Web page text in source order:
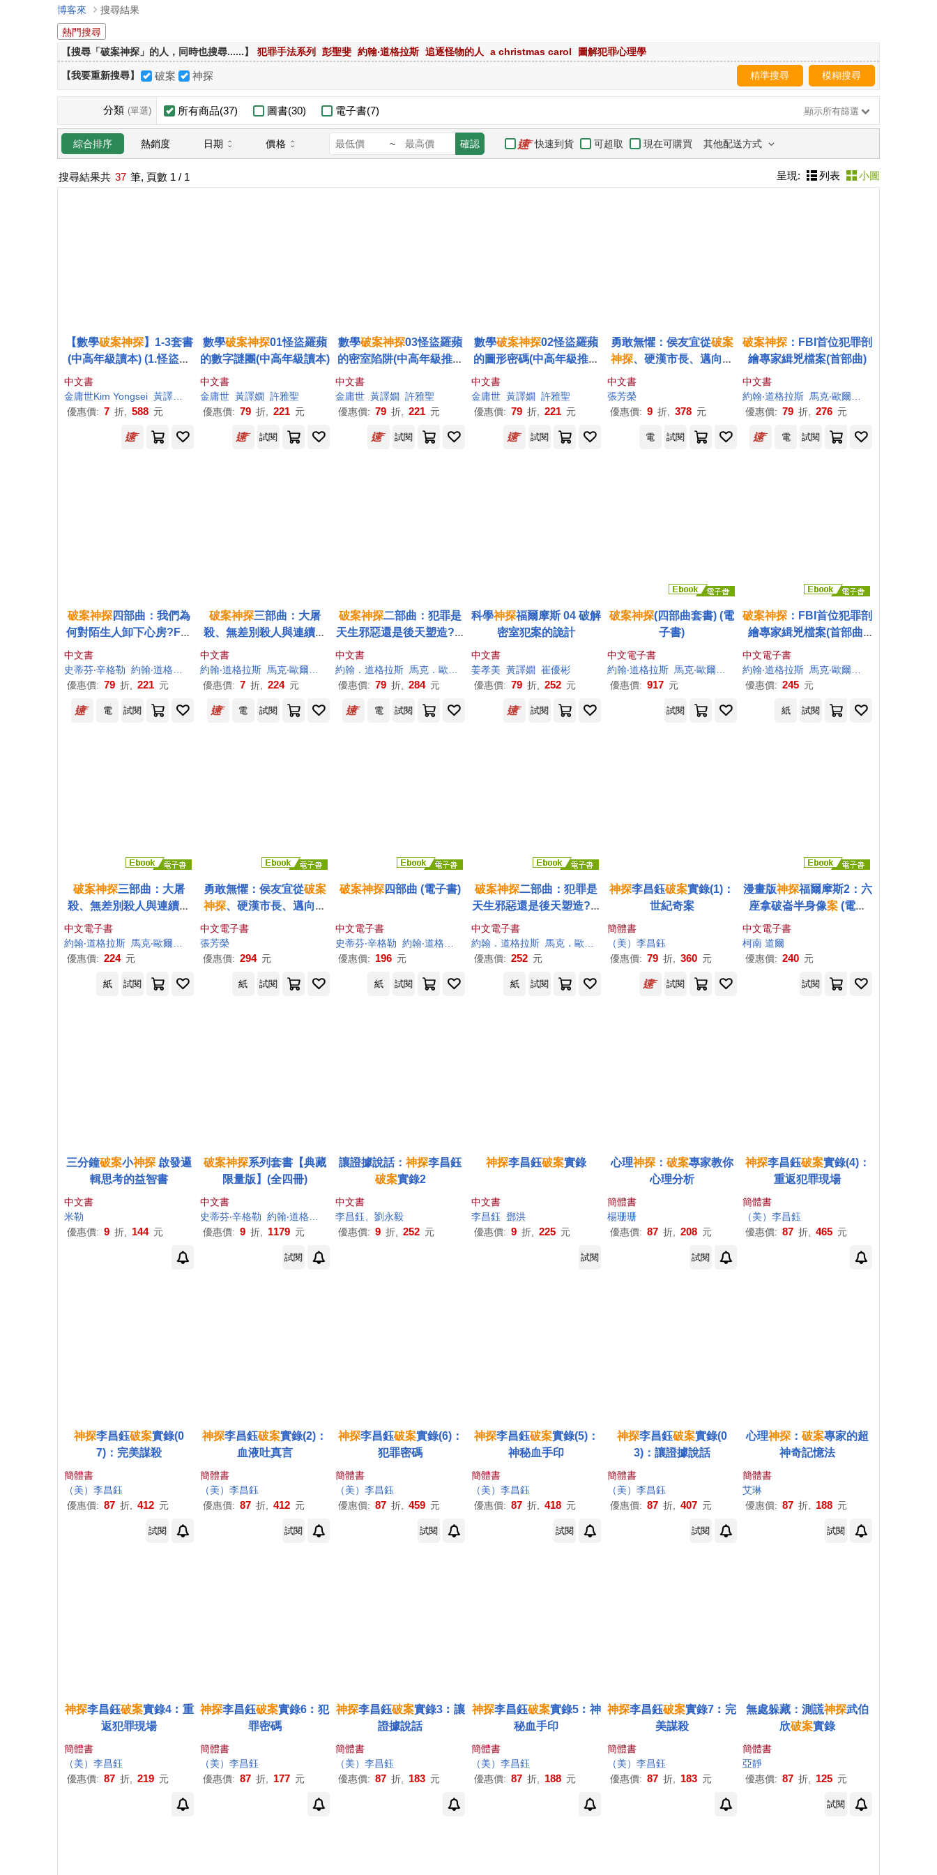
博客來
搜尋結果
熱門搜尋
【搜尋「破案神探」的人，同時也搜尋......】
犯罪手法系列 彭聖斐 約翰‧道格拉斯 追逐怪物的人 a christmas carol 圖解犯罪心理學
【我要重新搜尋】 破案 神探 精準搜尋 模糊搜尋
分類 (單選) 所有商品(37) 圖書(30) 電子書(7) 顯示所有篩選
綜合排序 熱銷度 日期 價格 ~ 確認 快速到貨 可超取 現在可購買 其他配送方式
搜尋結果共 37 筆, 頁數 1 / 1 呈現: 列表 小圖
【數學破案神探】1-3套書
(中高年級讀本) (1.怪盜羅
蘋的數字謎團/2.怪盜羅蘋
的圖形密碼/3怪盜羅蘋的
密室陷阱)(어린이 수사대
中文書
金庸世Kim Yongsei 黃譯嫺
許雅聖Heo Asung
優惠價: 7 折, 588 元
數學破案神探01怪盜羅蘋
的數字謎團(中高年級讀本)
中文書
金庸世 黃譯嫺 許雅聖
優惠價: 79 折, 221 元
數學破案神探03怪盜羅蘋
的密室陷阱(中高年級推理
中文書
金庸世 黃譯嫺 許雅聖
優惠價: 79 折, 221 元
數學破案神探02怪盜羅蘋
的圖形密碼(中高年級推理
中文書
金庸世 黃譯嫺 許雅聖
優惠價: 79 折, 221 元
勇敢無懼：侯友宜從破案
神探、硬漢市長、邁向總
統之路的堅定勇氣與溫暖
中文書
張芳榮
優惠價: 9 折, 378 元
破案神探 ：FBI首位犯罪剖
繪專家緝兇檔案(首部曲)
中文書
約翰‧道格拉斯 馬克‧歐爾薛克
優惠價: 79 折, 276 元
試閱 試閱 試閱 電 試閱 電 試閱
破案神探四部曲：我們為
何對陌生人卸下心房?FBI
剖析第一起網路連續殺人
案
中文書
史蒂芬‧辛格勒 約翰‧道格拉斯
陳四平
優惠價: 79 折, 221 元
破案神探三部曲：大屠
殺、無差別殺人與連續殺
人犯，FBI探員剖繪犯罪動
機
中文書
約翰‧道格拉斯 馬克‧歐爾薛克 劉體中
霍達文
優惠價: 7 折, 224 元
破案神探二部曲：犯罪是
天生邪惡還是後天塑造? F
BI探員側寫連續殺人魔
中文書
約翰．道格拉斯 馬克．歐爾薛克
葛佳琳
優惠價: 79 折, 284 元
科學神探福爾摩斯 04 破解
密室犯案的詭計
中文書
姜孝美 黃譯嫺 崔優彬
優惠價: 79 折, 252 元
破案神探(四部曲套書) (電
子書)
中文電子書
約翰‧道格拉斯 馬克‧歐爾薛克 劉婉俐 吳家恆 張琰 李惠珍
優惠價: 917 元
破案神探 ：FBI首位犯罪剖
繪專家緝兇檔案(首部曲)
(電子書)
中文電子書
約翰‧道格拉斯 馬克‧歐爾薛克
優惠價: 245 元
電 試閱 電 試閱 電 試閱 試閱 試閱 紙 試閱
破案神探三部曲：大屠
殺、無差別殺人與連續殺
人犯，FBI探員剖繪犯罪動
機 (電子書)
中文電子書
約翰‧道格拉斯 馬克‧歐爾薛克 劉體中
優惠價: 224 元
勇敢無懼：侯友宜從破案
神探、硬漢市長、邁向總
統之路的堅定勇氣與溫暖
中文電子書
張芳榮
優惠價: 294 元
破案神探四部曲 (電子書)
中文電子書
史蒂芬‧辛格勒 約翰‧道格拉斯
陳四平
優惠價: 196 元
破案神探二部曲：犯罪是
天生邪惡還是後天塑造? F
BI探員側寫連續殺人魔 (電
子書)
中文電子書
約翰．道格拉斯 馬克．歐爾薛克
葛佳琳
優惠價: 252 元
神探李昌鈺破案實錄(1)：
世紀奇案
簡體書
（美）李昌鈺
優惠價: 79 折, 360 元
漫畫版神探福爾摩斯2：六
座拿破崙半身像案(電子
中文電子書
柯南 道爾
優惠價: 240 元
紙 試閱 紙 試閱 紙 試閱 紙 試閱 試閱 試閱
三分鐘破案小神探 啟發邏
輯思考的益智書
中文書
米勒
優惠價: 9 折, 144 元
破案神探系列套書【典藏
限量版】(全四冊)
中文書
史蒂芬‧辛格勒 約翰‧道格拉斯 馬克‧歐爾薛克 劉婉俐 張琰 李惠珍
優惠價: 9 折, 1179 元
讓證據說話：神探李昌鈺
破案實錄2
中文書
李昌鈺、劉永毅
優惠價: 9 折, 252 元
神探李昌鈺破案實錄
中文書
李昌鈺 鄧洪
優惠價: 9 折, 225 元
心理神探： 破案專家教你
心理分析
簡體書
楊珊珊
優惠價: 87 折, 208 元
神探李昌鈺破案實錄(4)：
重返犯罪現場
簡體書
（美）李昌鈺
優惠價: 87 折, 465 元
試閱 試閱 試閱
神探李昌鈺破案實錄(0
7)：完美謀殺
簡體書
（美）李昌鈺
優惠價: 87 折, 412 元
神探李昌鈺破案實錄(2)：
血液吐真言
簡體書
（美）李昌鈺
優惠價: 87 折, 412 元
神探李昌鈺破案實錄(6)：
犯罪密碼
簡體書
（美）李昌鈺
優惠價: 87 折, 459 元
神探李昌鈺破案實錄(5)：
神秘血手印
簡體書
（美）李昌鈺
優惠價: 87 折, 418 元
神探李昌鈺破案實錄(0
3)：讓證據說話
簡體書
（美）李昌鈺
優惠價: 87 折, 407 元
心理神探 ：破案專家的超
神奇記憶法
簡體書
艾琳
優惠價: 87 折, 188 元
試閱 試閱 試閱 試閱 試閱 試閱
神探李昌鈺破案實錄4︰重
返犯罪現場
簡體書
（美）李昌鈺
優惠價: 87 折, 219 元
神探李昌鈺破案實錄6︰犯
罪密碼
簡體書
（美）李昌鈺
優惠價: 87 折, 177 元
神探李昌鈺破案實錄3︰讓
證據說話
簡體書
（美）李昌鈺
優惠價: 87 折, 183 元
神探李昌鈺破案實錄5︰神
秘血手印
簡體書
（美）李昌鈺
優惠價: 87 折, 188 元
神探李昌鈺破案實錄7︰完
美謀殺
簡體書
（美）李昌鈺
優惠價: 87 折, 183 元
無處躲藏：測謊神探武伯
欣破案實錄
簡體書
亞靜
優惠價: 87 折, 125 元
試閱